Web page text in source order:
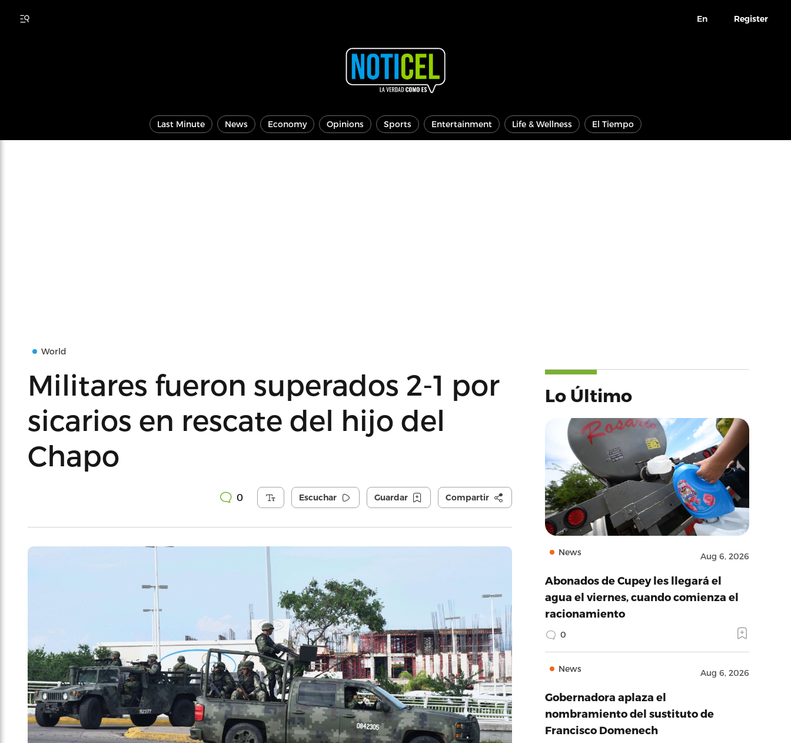
En Register
Last Minute News Economy Opinions Sports Entertainment Life & Wellness El Tiempo
World
Militares fueron superados 2-1 por
sicarios en rescate del hijo del
Chapo
0 Escuchar Guardar Compartir
Lo Último
News Aug 6, 2026
Abonados de Cupey les llegará el
agua el viernes, cuando comienza el
racionamiento
0
News Aug 6, 2026
Gobernadora aplaza el
nombramiento del sustituto de
Francisco Domenech